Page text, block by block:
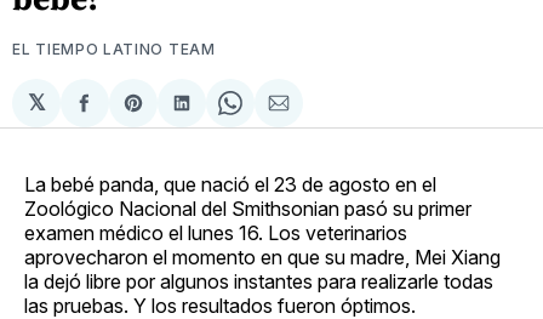
EL TIEMPO LATINO TEAM
𝕏
Compartir
en
Share
on
Compartir
en
Share
on
Compartir
via
La bebé panda, que nació el 23 de agosto en el
Zoológico Nacional del Smithsonian pasó su primer
examen médico el lunes 16. Los veterinarios
aprovecharon el momento en que su madre, Mei Xiang
la dejó libre por algunos instantes para realizarle todas
las pruebas. Y los resultados fueron óptimos.